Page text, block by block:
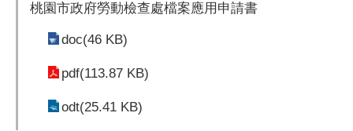
桃園市政府勞動檢查處檔案應用申請書
doc(46 KB)
pdf(113.87 KB)
odt(25.41 KB)